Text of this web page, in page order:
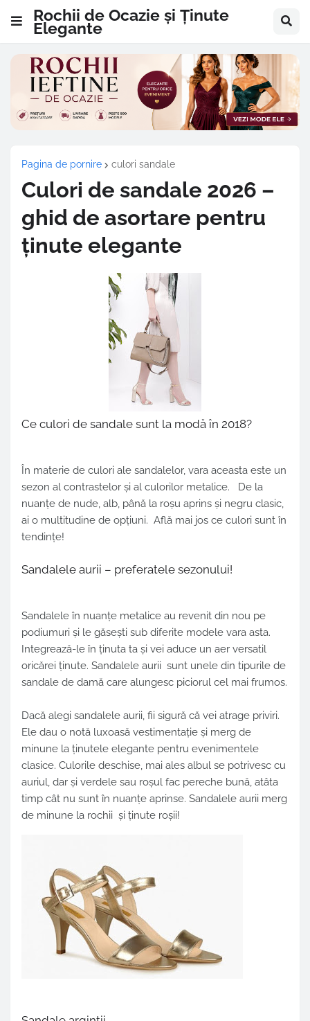
Rochii de Ocazie și Ținute
Elegante
Pagina de pornire culori sandale
Culori de sandale 2026 –
ghid de asortare pentru
ținute elegante
Ce culori de sandale sunt la modă în 2018?
În materie de culori ale sandalelor, vara aceasta este un
sezon al contrastelor și al culorilor metalice. De la
nuanțe de nude, alb, până la roșu aprins și negru clasic,
ai o multitudine de opțiuni. Află mai jos ce culori sunt în
tendințe!
Sandalele aurii – preferatele sezonului!
Sandalele în nuanțe metalice au revenit din nou pe
podiumuri și le găsești sub diferite modele vara asta.
Integrează-le în ținuta ta și vei aduce un aer versatil
oricărei ținute. Sandalele aurii sunt unele din tipurile de
sandale de damă care alungesc piciorul cel mai frumos.
Dacă alegi sandalele aurii, fii sigură că vei atrage priviri.
Ele dau o notă luxoasă vestimentație și merg de
minune la ținutele elegante pentru evenimentele
clasice. Culorile deschise, mai ales albul se potrivesc cu
auriul, dar și verdele sau roșul fac pereche bună, atâta
timp cât nu sunt în nuanțe aprinse. Sandalele aurii merg
de minune la rochii și ținute roșii!